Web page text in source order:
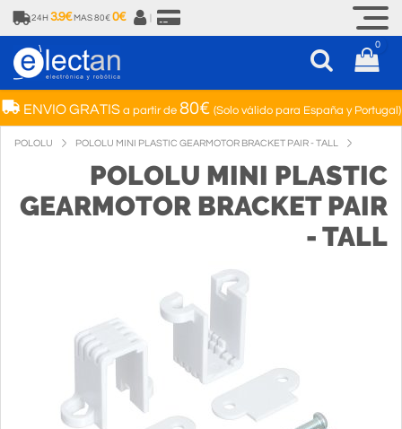
24H 3.9€ MAS 80€ 0€
0
ENVIO GRATISa partir de 80€ (Solo válido para España y Portugal)
POLOLU POLOLU MINI PLASTIC GEARMOTOR BRACKET PAIR - TALL
POLOLU MINI PLASTIC
GEARMOTOR BRACKET PAIR
- TALL